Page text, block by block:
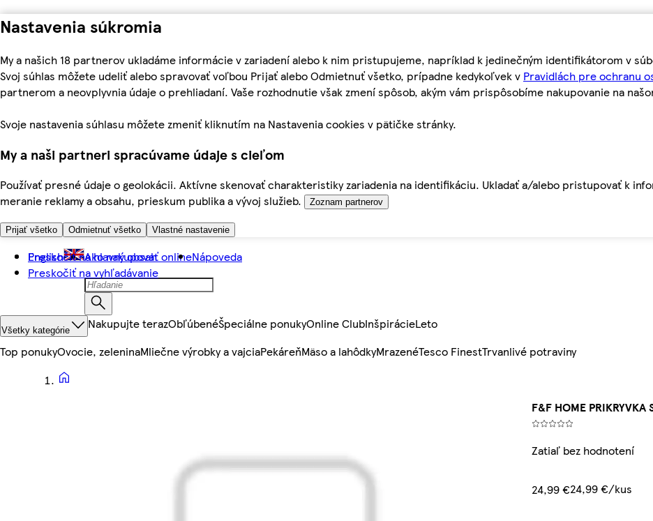
Nastavenia súkromia
My a našich 18 partnerov ukladáme informácie v zariadení alebo k nim pristupujeme, napríklad k jedinečným identifikátorom v
Svoj súhlas môžete udeliť alebo spravovať voľbou Prijať alebo Odmietnuť všetko, prípadne kedykoľvek v Pravidlách pre ochranu
partnerom a neovplyvnia údaje o prehliadaní. Vaše rozhodnutie však zmení spôsob, akým vám prispôsobíme nakupovanie na
Svoje nastavenia súhlasu môžete zmeniť kliknutím na Nastavenia cookies v pätičke stránky.
My a naši partneri spracúvame údaje s cieľom
Používať presné údaje o geolokácii. Aktívne skenovať charakteristiky zariadenia na identifikáciu. Ukladať a/alebo pristupovať k
meranie reklamy a obsahu, prieskum publika a vývoj služieb.
Zoznam partnerov
Prijať všetko Odmietnuť všetko Vlastné nastavenie
Preskočiť na hlavný obsah
Preskočiť na vyhľadávanie
English Ako nakupovať onlineNápoveda
Všetky kategórie Nakupujte terazObľúbenéŠpeciálne ponukyOnline ClubInšpirácieLeto
Top ponukyOvocie, zeleninaMliečne výrobky a vajciaPekáreňMäso a lahôdkyMrazenéTesco FinestTrvanlivé potraviny
F&F HOME PRIKRYVKA
Zatiaľ bez hodnotení
24,99 €24,99 €/kus